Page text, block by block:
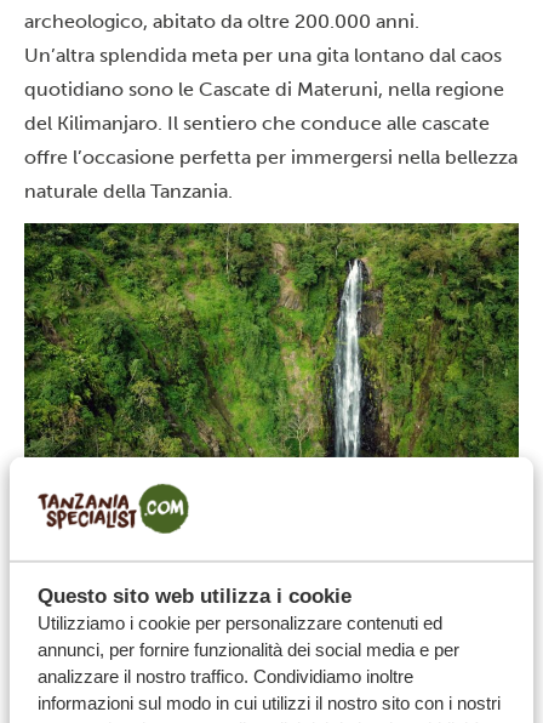
Questo sito web utilizza i cookie
Utilizziamo i cookie per personalizzare contenuti ed
annunci, per fornire funzionalità dei social media e per
analizzare il nostro traffico. Condividiamo inoltre
informazioni sul modo in cui utilizzi il nostro sito con i nostri
archeologico, abitato da oltre 200.000 anni.
Un’altra splendida meta per una gita lontano dal caos
quotidiano sono le Cascate di Materuni, nella regione
del Kilimanjaro. Il sentiero che conduce alle cascate
offre l’occasione perfetta per immergersi nella bellezza
naturale della Tanzania.
La Guerra anglo-zanzibariana ebbe luogo a Zanzibar
nel 1896 e durò meno di un’ora: per la precisione tra i
38 e i 45 minuti. Il conflitto scoppiò perché i britannici
non accettavano il successore del precedente sultano